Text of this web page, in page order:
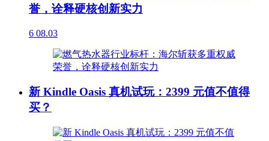
誉，诠释硬核创新实力
6 08.03
新 Kindle Oasis 真机试玩：2399 元值不值得
买？